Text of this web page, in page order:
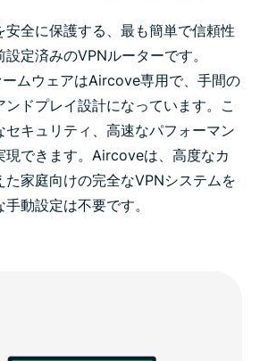
安全に保護する、最も簡単で信頼性
定済みのVPNルーターです。
ムウェアはAircove専用で、手間の
ドプレイ設計になっています。こ
セキュリティ、高速なパフォーマン
現できます。Aircoveは、高度なカ
た家庭向けの完全なVPNシステムを
動設定は不要です。